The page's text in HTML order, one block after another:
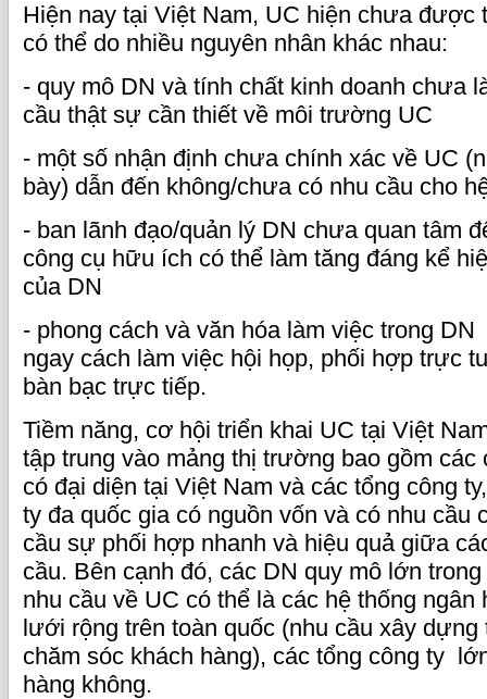
Hiện nay tại Việt Nam, UC hiện chưa được
có thể do nhiều nguyên nhân khác nhau:
- quy mô DN và tính chất kinh doanh chưa
cầu thật sự cần thiết về môi trường UC
- một số nhận định chưa chính xác về UC
bày) dẫn đến không/chưa có nhu cầu cho
- ban lãnh đạo/quản lý DN chưa quan tâm
công cụ hữu ích có thể làm tăng đáng kể
của DN
- phong cách và văn hóa làm việc trong
ngay cách làm việc hội họp, phối hợp trực
bàn bạc trực tiếp.
Tiềm năng, cơ hội triển khai UC tại Việt
tập trung vào mảng thị trường bao gồm các
có đại diện tại Việt Nam và các tổng công
ty đa quốc gia có nguồn vốn và có nhu cầu
cầu sự phối hợp nhanh và hiệu quả giữa
cầu. Bên cạnh đó, các DN quy mô lớn
nhu cầu về UC có thể là các hệ thống ngân
lưới rộng trên toàn quốc (nhu cầu xây dựng
chăm sóc khách hàng), các tổng công ty
hàng không.